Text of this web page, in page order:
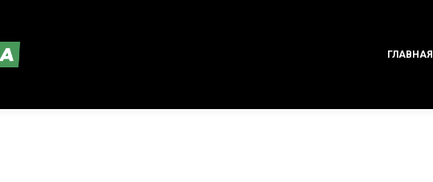
ГЛАВНАЯ